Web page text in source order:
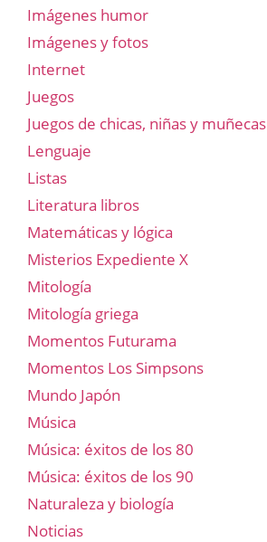
Imágenes humor
Imágenes y fotos
Internet
Juegos
Juegos de chicas, niñas y muñecas
Lenguaje
Listas
Literatura libros
Matemáticas y lógica
Misterios Expediente X
Mitología
Mitología griega
Momentos Futurama
Momentos Los Simpsons
Mundo Japón
Música
Música: éxitos de los 80
Música: éxitos de los 90
Naturaleza y biología
Noticias